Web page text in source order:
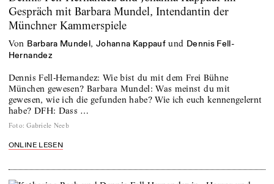
Gespräch mit Barbara Mundel, Intendantin der
Münchner Kammerspiele
von Barbara Mundel, Johanna Kappauf und Dennis Fell-
Hernandez
Dennis Fell-Hernandez: Wie bist du mit dem Frei Bühne
München gewesen? Barbara Mundel: Was meinst du mit
gewesen, wie ich die gefunden habe? Wie ich euch kennengelernt
habe? DFH: Dass …
Foto: Gabriele Neeb
ONLINE LESEN